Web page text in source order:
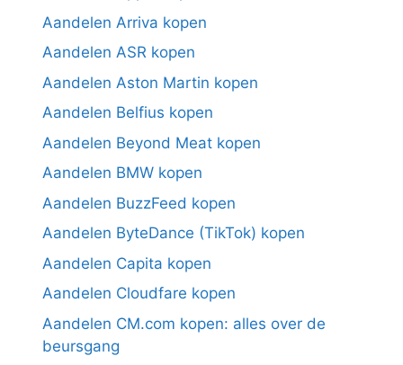
Aandelen Arriva kopen
Aandelen ASR kopen
Aandelen Aston Martin kopen
Aandelen Belfius kopen
Aandelen Beyond Meat kopen
Aandelen BMW kopen
Aandelen BuzzFeed kopen
Aandelen ByteDance (TikTok) kopen
Aandelen Capita kopen
Aandelen Cloudfare kopen
Aandelen CM.com kopen: alles over de
beursgang